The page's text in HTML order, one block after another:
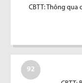
CBTT: Thông
92